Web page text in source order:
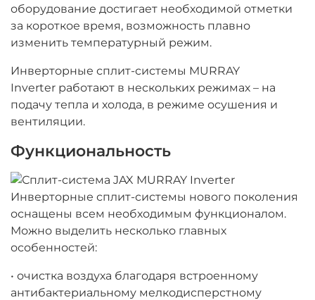
оборудование достигает необходимой отметки
за короткое время, возможность плавно
изменить температурный режим.
Инверторные сплит-системы MURRAY
Inverter работают в нескольких режимах – на
подачу тепла и холода, в режиме осушения и
вентиляции.
Функциональность
Инверторные сплит-системы нового поколения
оснащены всем необходимым функционалом.
Можно выделить несколько главных
особенностей:
• очистка воздуха благодаря встроенному
антибактериальному мелкодисперстному